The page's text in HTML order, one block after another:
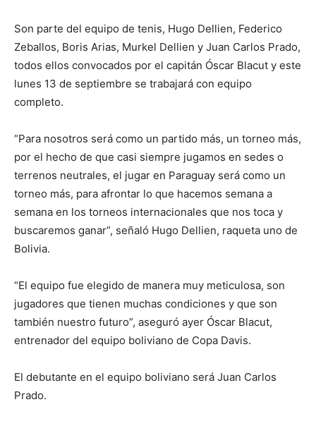
Son parte del equipo de tenis, Hugo Dellien, Federico
Zeballos, Boris Arias, Murkel Dellien y Juan Carlos Prado,
todos ellos convocados por el capitán Óscar Blacut y este
lunes 13 de septiembre se trabajará con equipo
completo.
“Para nosotros será como un partido más, un torneo más,
por el hecho de que casi siempre jugamos en sedes o
terrenos neutrales, el jugar en Paraguay será como un
torneo más, para afrontar lo que hacemos semana a
semana en los torneos internacionales que nos toca y
buscaremos ganar”, señaló Hugo Dellien, raqueta uno de
Bolivia.
“El equipo fue elegido de manera muy meticulosa, son
jugadores que tienen muchas condiciones y que son
también nuestro futuro”, aseguró ayer Óscar Blacut,
entrenador del equipo boliviano de Copa Davis.
El debutante en el equipo boliviano será Juan Carlos
Prado.